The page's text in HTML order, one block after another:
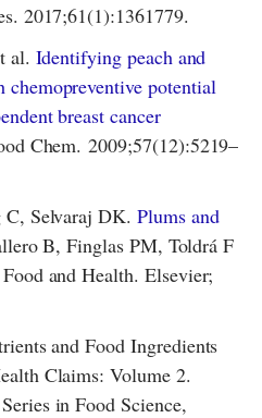
2017;61(1):1361779.
al. Identifying peach and
potential
breast cancer
Chem. 2009;57(12):5219–
C, Selvaraj DK. Plums and
B, Finglas PM, Toldrá F
and Health. Elsevier;
and Food Ingredients
Claims: Volume 2.
in Food Science,